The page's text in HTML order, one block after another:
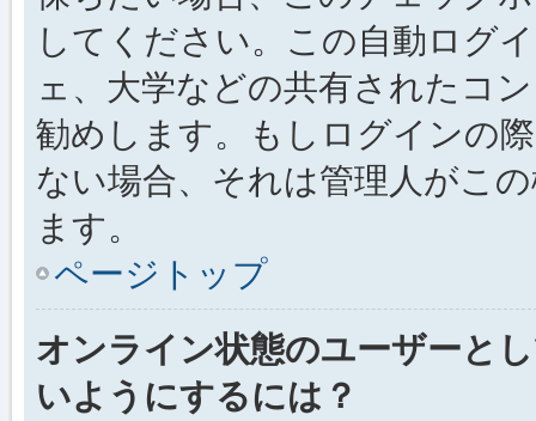
してください。この自動ログ
ェ、大学などの共有されたコ
勧めします。もしログインの
ない場合、それは管理人がこ
ます。
ページトップ
オンライン状態のユーザーと
いようにするには？